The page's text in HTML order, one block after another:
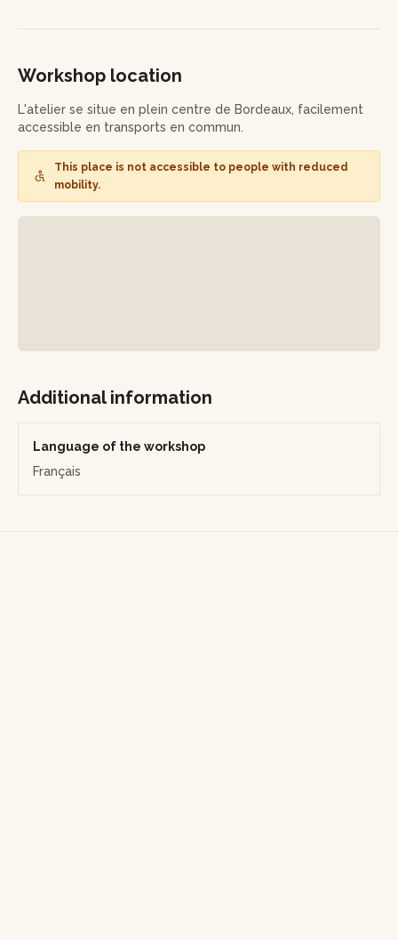
Puis vous poursuivrez par la phase de nettoyage à sec, du
manuellement les tâches, scotchs et autres résidus
présents sur l'œuvre.
Dans le cas où le document serait très oxydé ou sombre, il
La seconde séance consistera à consolider les plis et/ou
Workshop location
L'atelier se situe en plein centre de Bordeaux, facilement
accessible en transports en commun.
This place is not accessible to people with reduced
mobility.
Additional information
Language of the workshop
Français